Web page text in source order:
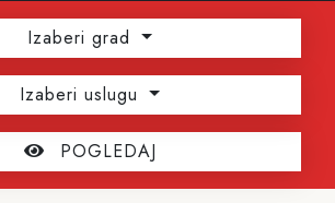
Izaberi grad
Izaberi uslugu
POGLEDAJ